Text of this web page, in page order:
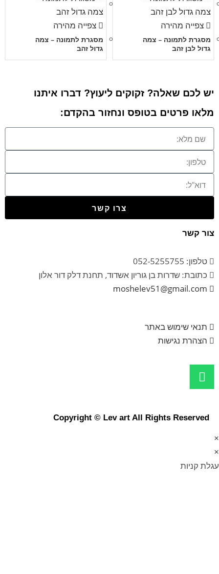
צפייה מהירה
מסגרת לתמונה – צמה
גדול לבן זהב
צפייה מהירה
מסגרת לתמונה – צמה
גדול זהב
יש לכם שאלה? זקוקים ליעוץ? דברו איתנו
מלאו פרטים בטופס ונחזור בהקדם:
צרו קשר
צור קשר
טלפון: 052-5255755
כתובת: שדרות בן גוריון אשדוד, תחנת דלק דור אלון
moshelev51@gmail.com
תנאי שימוש באתר
הצהרת נגישות
Copyright © Lev art All Rights Reserved
×
×
עגלת קניות